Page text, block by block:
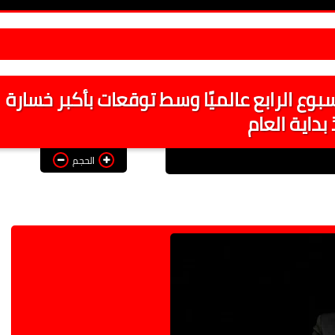
الرابع عالميًا وسط توقعات بأكبر خسارة
العام
الحجم